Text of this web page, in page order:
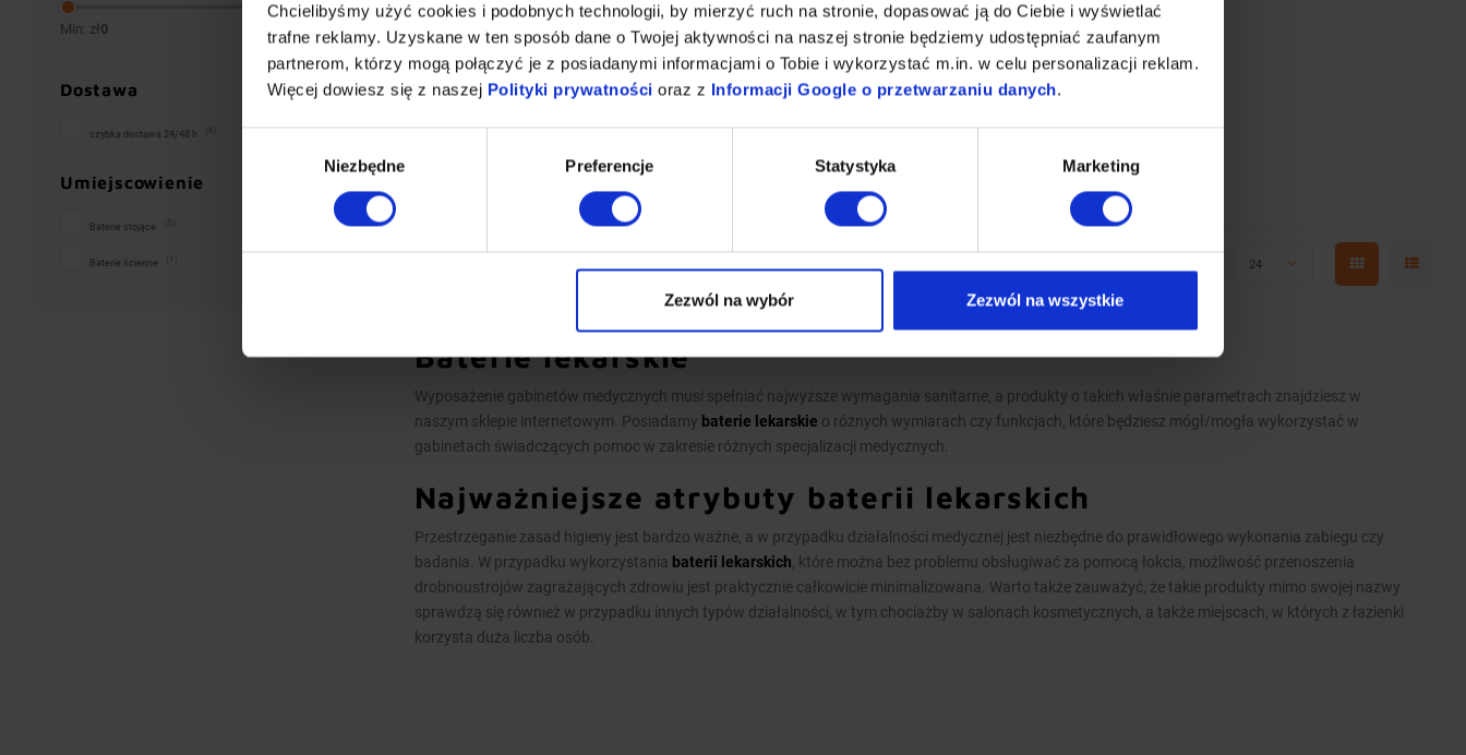
Chcielibyśmy użyć cookies i podobnych technologii, by mierzyć ruch na stronie, dopasować ją do Ciebie i wyświetlać
trafne reklamy. Uzyskane w ten sposób dane o Twojej aktywności na naszej stronie będziemy udostępniać zaufanym
partnerom, którzy mogą połączyć je z posiadanymi informacjami o Tobie i wykorzystać m.in. w celu personalizacji reklam.
Więcej dowiesz się z naszej Polityki prywatności oraz z Informacji Google o przetwarzaniu danych.
Niezbędne Preferencje Statystyka Marketing
Zezwól na wybór Zezwól na wszystkie
Min: zł 0 Max: zł 350
Dostawa
szybka dostawa 24/48 h
Umiejscowienie
Baterie stojące
Baterie ścienne
Bateria lekarska
zlewozmywakowa stojąca z
obrotową wylewką 220 mm i
mieszaczem ceramicznym Ø 40
Bateria umywalkowa czasowa
stojąca jednouchwytowa z
dźwignią, przyłącze 3/8'',
wysokość 220 mm
24
Baterie lekarskie
Wyposażenie gabinetów medycznych musi spełniać najwyższe wymagania sanitarne, a produkty o takich właśnie parametrach znajdziesz w
naszym sklepie internetowym. Posiadamy baterie lekarskie o różnych wymiarach czy funkcjach, które będziesz mógł/mogła wykorzystać w
gabinetach świadczących pomoc w zakresie różnych specjalizacji medycznych.
Najważniejsze atrybuty baterii lekarskich
Przestrzeganie zasad higieny jest bardzo ważne, a w przypadku działalności medycznej jest niezbędne do prawidłowego wykonania zabiegu czy
badania. W przypadku wykorzystania baterii lekarskich , które można bez problemu obsługiwać za pomocą łokcia, możliwość przenoszenia
drobnoustrojów zagrażających zdrowiu jest praktycznie całkowicie minimalizowana. Warto także zauważyć, że takie produkty mimo swojej nazwy
sprawdzą się również w przypadku innych typów działalności, w tym chociażby w salonach kosmetycznych, a także miejscach, w których z łazienki
korzysta duża liczba osób.